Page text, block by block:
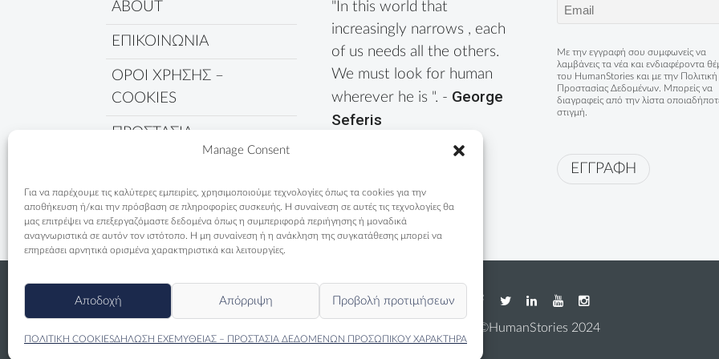
Manage Consent
Για να παρέχουμε τις καλύτερες εμπειρίες, χρησιμοποιούμε τεχνολογίες όπως τα cookies για την
αποθήκευση ή/και την πρόσβαση σε πληροφορίες συσκευής. Η συναίνεση σε αυτές τις τεχνολογίες θα
μας επιτρέψει να επεξεργαζόμαστε δεδομένα όπως η συμπεριφορά περιήγησης ή μοναδικά
αναγνωριστικά σε αυτόν τον ιστότοπο. Η μη συναίνεση ή η ανάκληση της συγκατάθεσης μπορεί να
επηρεάσει αρνητικά ορισμένα χαρακτηριστικά και λειτουργίες.
Αποδοχή Απόρριψη Προβολή προτιμήσεων
ΠΟΛΙΤΙΚΗ COOKIESΔΗΛΩΣΗ ΕΧΕΜΥΘΕΙΑΣ – ΠΡΟΣΤΑΣΙΑ ΔΕΔΟΜΕΝΩΝ ΠΡΟΣΩΠΙΚΟΥ ΧΑΡΑΚΤΗΡΑ
ABOUT
ΕΠΙΚΟΙΝΩΝΙΑ
ΟΡΟΙ ΧΡΗΣΗΣ –
COOKIES
ΠΡΟΣΤΑΣΙΑ
ΔΕΔΟΜΕΝΩΝ
ΠΟΛΙΤΙΚΗ COOKIES
"In this world that
increasingly narrows , each
of us needs all the others.
We must look for human
wherever he is ". - George
Seferis
Email(Required)
Με την εγγραφή σου συμφωνείς να
λαμβάνεις τα νέα και ενδιαφέροντα
του HumanStories και με την
Πολιτική
Προστασίας Δεδομένων. Μπορείς να
διαγραφείς από την λίστα
στιγμή.
ΕΓΓΡΑΦΗ
©HumanStories 2024